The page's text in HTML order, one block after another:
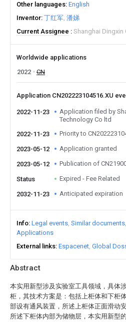
Abstract
本实用新型涉及实验室工具领域，具体
柜，其技术方案是：包括上柜体和下柜
部设有通风装置，所述上柜体正面滑动
所述下柜体内部为储物层，本实用新型
Other languages English
Inventor 丁红军 潘娣
Current Assignee
Shanghai Dingxin
Worldwide applications
2022
CN
Application CN202223104516.XU
2022-11-23
Application filed by
Technology Co ltd
2022-11-23
Priority to
2023-05-12 Application granted
2023-05-12 Publication of
Status Expired - Fee Related
2032-11-23 Anticipated expiration
Info Legal events Similar documents
Applications
External links Espacenet Global